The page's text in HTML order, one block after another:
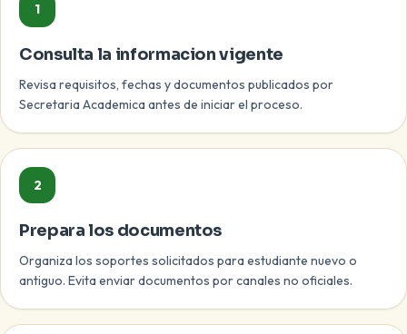
1
Consulta la informacion vigente
Revisa requisitos, fechas y documentos publicados por
Secretaria Academica antes de iniciar el proceso.
2
Prepara los documentos
Organiza los soportes solicitados para estudiante nuevo o
antiguo. Evita enviar documentos por canales no oficiales.